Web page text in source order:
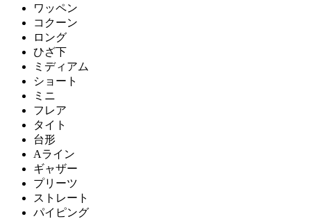
ワッペン
コクーン
ロング
ひざ下
ミディアム
ショート
ミニ
フレア
タイト
台形
Aライン
ギャザー
プリーツ
ストレート
パイピング